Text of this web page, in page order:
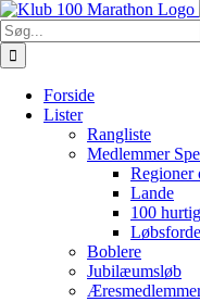
Skip
to
content
Søg
efter:
Forside
Lister
Rangliste
Medlemmer
Regioner
Lande
100
Boblere
Jubilæumsløb